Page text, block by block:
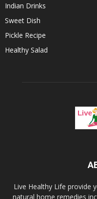
Indian Drinks
Sweet Dish
Pickle Recipe
Healthy Salad
Live Healthy Life provide
natural home remedies